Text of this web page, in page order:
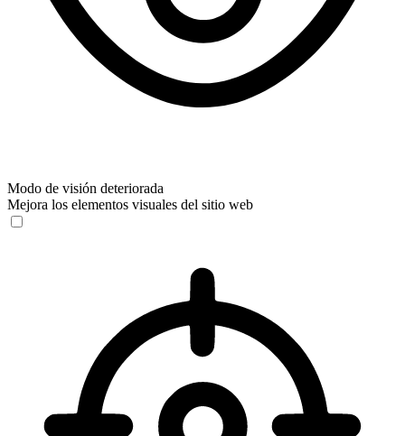
Modo de visión deteriorada
Mejora los elementos visuales del sitio web